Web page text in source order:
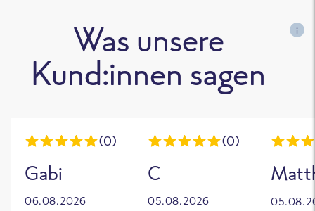
Was unsere
Kund:innen sagen
i
(0)
Gabi
06.08.2026
(0)
C
05.08.2026